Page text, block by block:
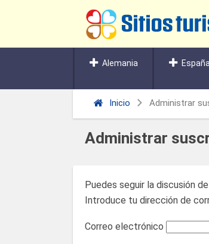
Alemania España
Inicio Administrar
Administrar
Puedes seguir la discusión
Introduce tu dirección de
Correo electrónico